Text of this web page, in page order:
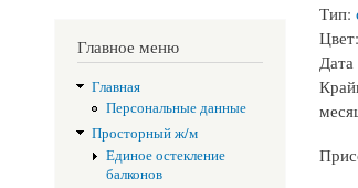
Главное меню
Главная
Персональные данные
Просторный ж/м
Единое остекление
балконов
Тип:
Цвет:
Дата